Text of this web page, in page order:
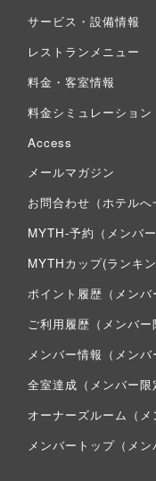
サービス・設備情報
レストランメニュー
料金・客室情報
料金シミュレーション
Access
メールマガジン
お問合わせ（ホテルへ
MYTH-予約（メンバー
MYTHカップ(ランキ
ポイント履歴（メンバ
ご利用履歴（メンバー
メンバー情報（メンバ
全室達成（メンバー限
オーナーズルーム（メ
メンバートップ（メン